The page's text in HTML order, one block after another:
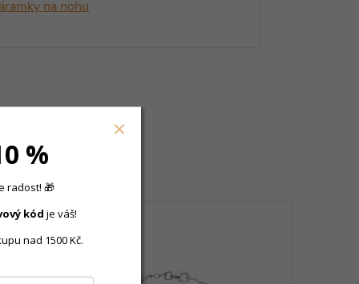
na nohu
%
radost! 🎁
kód je váš!
nad 1500 Kč.